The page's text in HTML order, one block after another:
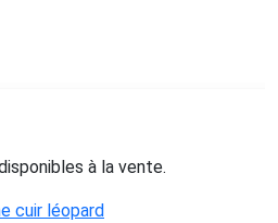
à la vente.
cuir léopard